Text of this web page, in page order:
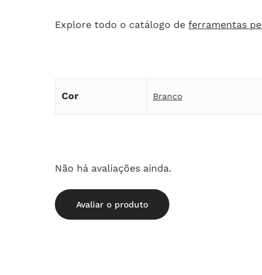
Explore todo o catálogo de ferramentas
Cor Branco
Não há avaliações ainda.
Avaliar o produto